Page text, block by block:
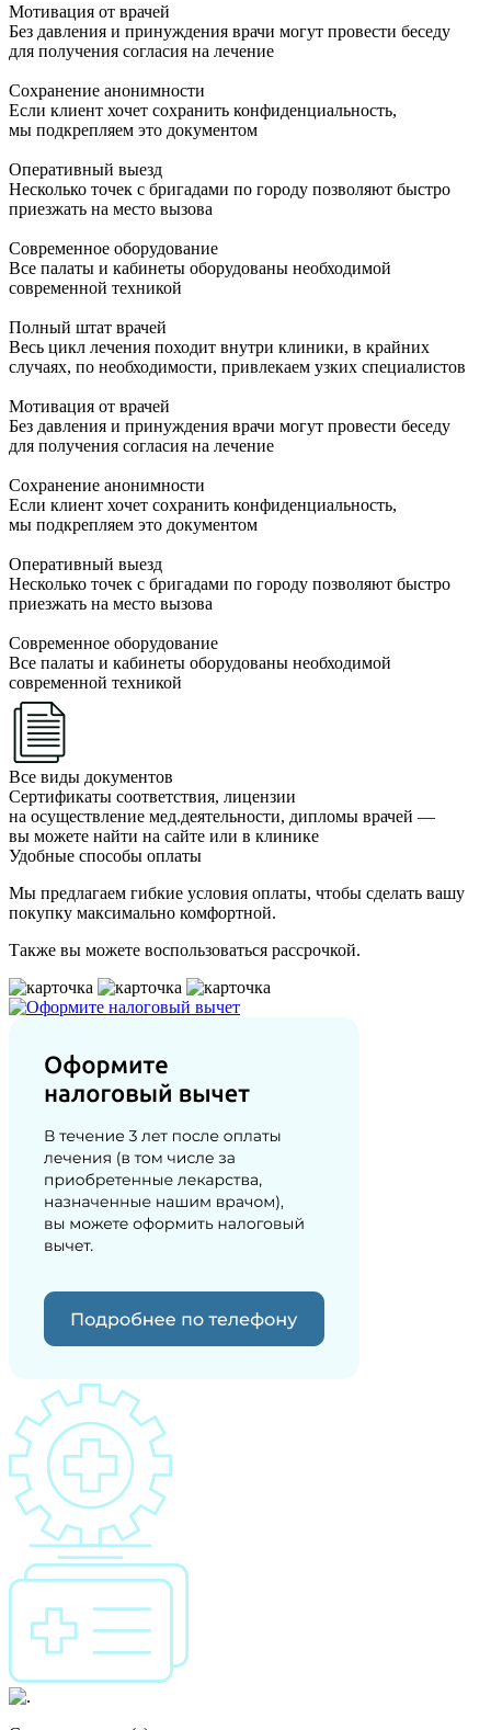
Мотивация от врачей
Без давления и принуждения врачи могут провести беседу
для получения согласия на лечение
Сохранение анонимности
Если клиент хочет сохранить конфиденциальность,
мы подкрепляем это документом
Оперативный выезд
Несколько точек с бригадами по городу позволяют быстро
приезжать на место вызова
Современное оборудование
Все палаты и кабинеты оборудованы необходимой
современной техникой
Полный штат врачей
Весь цикл лечения походит внутри клиники, в крайних
случаях, по необходимости, привлекаем узких специалистов
Мотивация от врачей
Без давления и принуждения врачи могут провести беседу
для получения согласия на лечение
Сохранение анонимности
Если клиент хочет сохранить конфиденциальность,
мы подкрепляем это документом
Оперативный выезд
Несколько точек с бригадами по городу позволяют быстро
приезжать на место вызова
Современное оборудование
Все палаты и кабинеты оборудованы необходимой
современной техникой
Все виды документов
Сертификаты соответствия, лицензии
на осуществление мед.деятельности, дипломы врачей —
вы можете найти на сайте или в клинике
Удобные способы оплаты
Мы предлагаем гибкие условия оплаты, чтобы сделать вашу
покупку максимально комфортной.
Также вы можете воспользоваться рассрочкой.